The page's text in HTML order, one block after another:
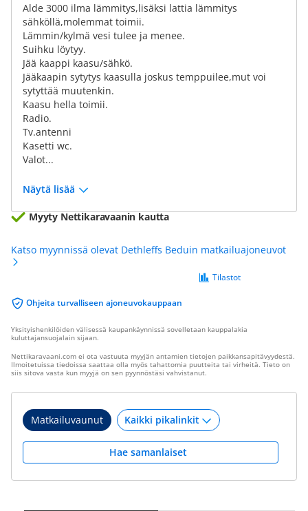
Alde 3000 ilma lämmitys,lisäksi lattia lämmitys
sähköllä,molemmat toimii.
Lämmin/kylmä vesi tulee ja menee.
Suihku löytyy.
Jää kaappi kaasu/sähkö.
Jääkaapin sytytys kaasulla joskus temppuilee,mut voi
sytyttää muutenkin.
Kaasu hella toimii.
Radio.
Tv.antenni
Kasetti wc.
Valot...
Näytä lisää
Myyty Nettikaravaanin kautta
Katso myynnissä olevat Dethleffs Beduin matkailuajoneuvot
Ohjeita turvalliseen ajoneuvokauppaan
Tilastot
Yksityishenkilöiden välisessä kaupankäynnissä sovelletaan kauppalakia
kuluttajansuojalain sijaan.
Nettikaravaani.com ei ota vastuuta myyjän antamien tietojen paikkansapitävyydestä.
Ilmoitetuissa tiedoissa saattaa olla myös tahattomia puutteita tai virheitä. Tieto on
siis sitova vasta kun myyjä on sen pyynnöstäsi vahvistanut.
Matkailuvaunut
Hae samanlaiset